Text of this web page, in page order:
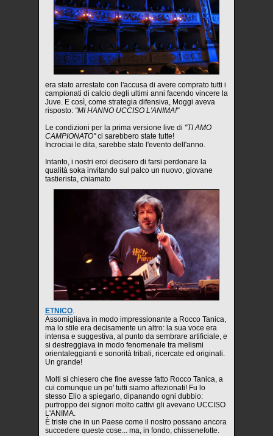
era stato arrestato con l'accusa di avere comprato tutti i
campionati di calcio degli ultimi anni facendo vincere la
Juve. E così, come strategia difensiva, Moggi aveva
risposto: "MI HANNO UCCISO L'ANIMA!"
Le condizioni per la prima versione live di "TI AMO
CAMPIONATO"ci sarebbero state tutte!
Incrociai le dita, sarebbe stato l'evento dell'anno.
Intanto, i nostri eroi decisero di farsi perdonare la
qualità soka invitando sul palco un nuovo, giovane
tastierista, chiamato
ETNICO.
Assomigliava in modo impressionante a Rocco Tanica,
ma lo stile era decisamente un altro: la sua voce era
intensa e suggestiva, al punto da sembrare artificiale, e
si destreggiava in modo fenomenale tra melismi
orientaleggianti e sonorità tribali, ricercate ed originali.
Un grande!
Molti si chiesero che fine avesse fatto Rocco Tanica, a
cui comunque un po' tutti siamo affezionati! Fu lo
stesso Elio a spiegarlo, dipanando ogni dubbio:
purtroppo dei signori molto cattivi gli avevano UCCISO
L'ANIMA.
È triste che in un Paese come il nostro possano ancora
succedere queste cose... ma, in fondo, chissenefotte.